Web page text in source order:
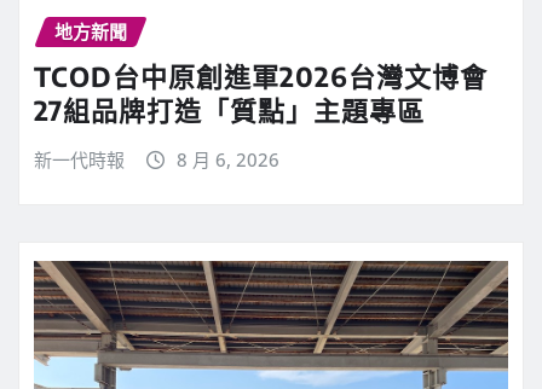
地方新聞
TCOD台中原創進軍2026台灣文博會
27組品牌打造「質點」主題專區
新一代時報 8 月 6, 2026